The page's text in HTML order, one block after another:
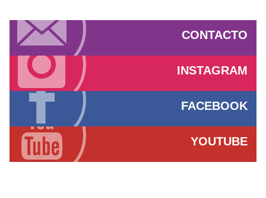
CONTACTO
INSTAGRAM
FACEBOOK
YOUTUBE